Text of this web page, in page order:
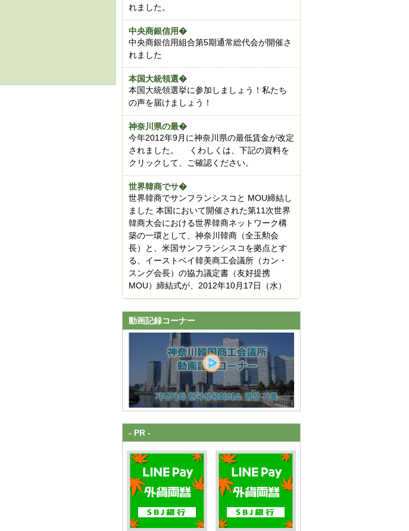
れました。
中央商銀信用�
中央商銀信用組合第5期通常総代会が開催さ
れました
本国大統領選�
本国大統領選挙に参加しましょう！私たち
の声を届けましょう！
神奈川県の最�
今年2012年9月に神奈川県の最低賃金が改定
されました。 くわしくは、下記の資料を
クリックして、ご確認ください。
世界韓商でサ�
世界韓商でサンフランシスコと MOU締結し
ました 本国において開催された第11次世界
韓商大会における世界韓商ネットワーク構
築の一環として、神奈川韓商（全玉勲会
長）と、米国サンフランシスコを拠点とす
る、イーストベイ韓美商工会議所（カン・
スング会長）の協力議定書（友好提携
MOU）締結式が、2012年10月17日（水）
動画記録コーナー
- PR -